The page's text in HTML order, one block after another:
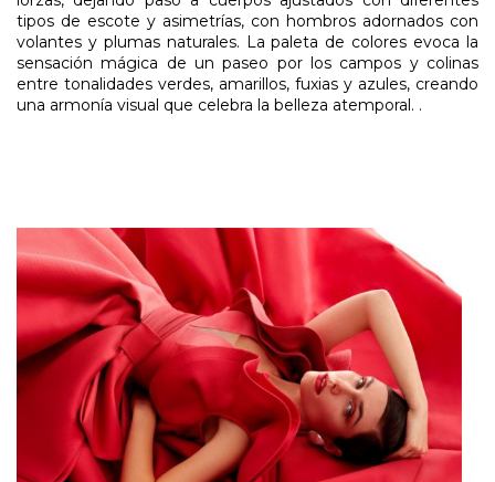
tipos de escote y asimetrías, con hombros adornados con
volantes y plumas naturales. La paleta de colores evoca la
sensación mágica de un paseo por los campos y colinas
entre tonalidades verdes, amarillos, fuxias y azules, creando
una armonía visual que celebra la belleza atemporal. .